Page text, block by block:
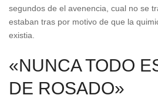
segundos de el avenencia, cual no se
estaban tras por motivo de que la
existia.
«NUNCA TODO
DE ROSADO»